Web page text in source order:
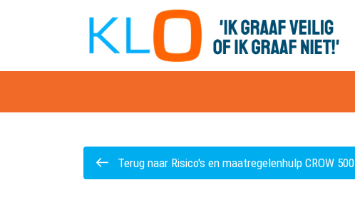
Terug naar Risico's en maatregelenhulp CROW 500